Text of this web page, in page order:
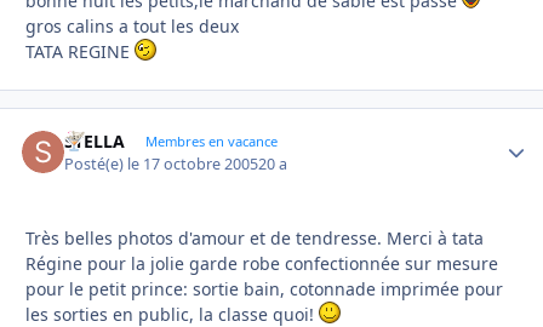
gros calins a tout les deux
TATA REGINE
STELLA Membres en vacance
Posté(e) le 17 octobre 200520 a
Très belles photos d'amour et de tendresse. Merci à tata
Régine pour la jolie garde robe confectionnée sur mesure
pour le petit prince: sortie bain, cotonnade imprimée pour
les sorties en public, la classe quoi!